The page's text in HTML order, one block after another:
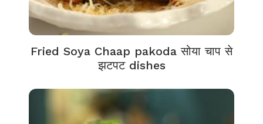
Fried Soya Chaap pakoda सोया चाप से
झटपट dishes